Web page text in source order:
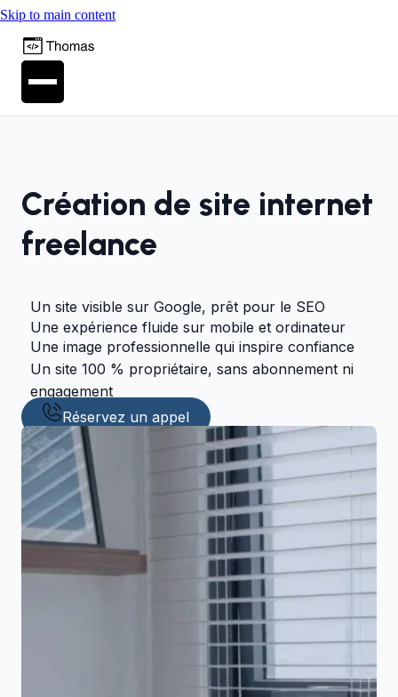
Skip to main content
Création de site internet
freelance
Un site visible sur Google, prêt pour le SEO
Une expérience fluide sur mobile et ordinateur
Une image professionnelle qui inspire confiance
Un site 100 % propriétaire, sans abonnement ni
engagement
Réservez un appel